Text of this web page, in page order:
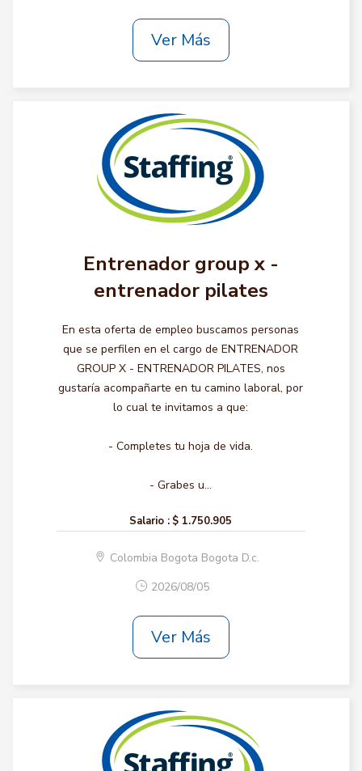
Ver Más
Entrenador group x -
entrenador pilates
En esta oferta de empleo buscamos personas
que se perfilen en el cargo de ENTRENADOR
GROUP X - ENTRENADOR PILATES, nos
gustaría acompañarte en tu camino laboral, por
lo cual te invitamos a que:
- Completes tu hoja de vida.
- Grabes u...
Salario : $ 1.750.905
Colombia Bogota Bogota D.c.
2026/08/05
Ver Más